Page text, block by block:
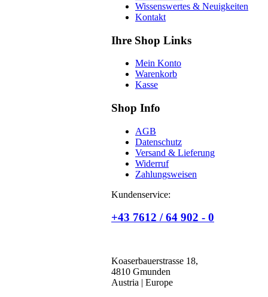
Wissenswertes & Neuigkeiten
Kontakt
Ihre Shop Links
Mein Konto
Warenkorb
Kasse
Shop Info
AGB
Datenschutz
Versand & Lieferung
Widerruf
Zahlungsweisen
Kundenservice:
+43 7612 / 64 902 - 0
Koaserbauerstrasse 18,
4810 Gmunden
Austria | Europe